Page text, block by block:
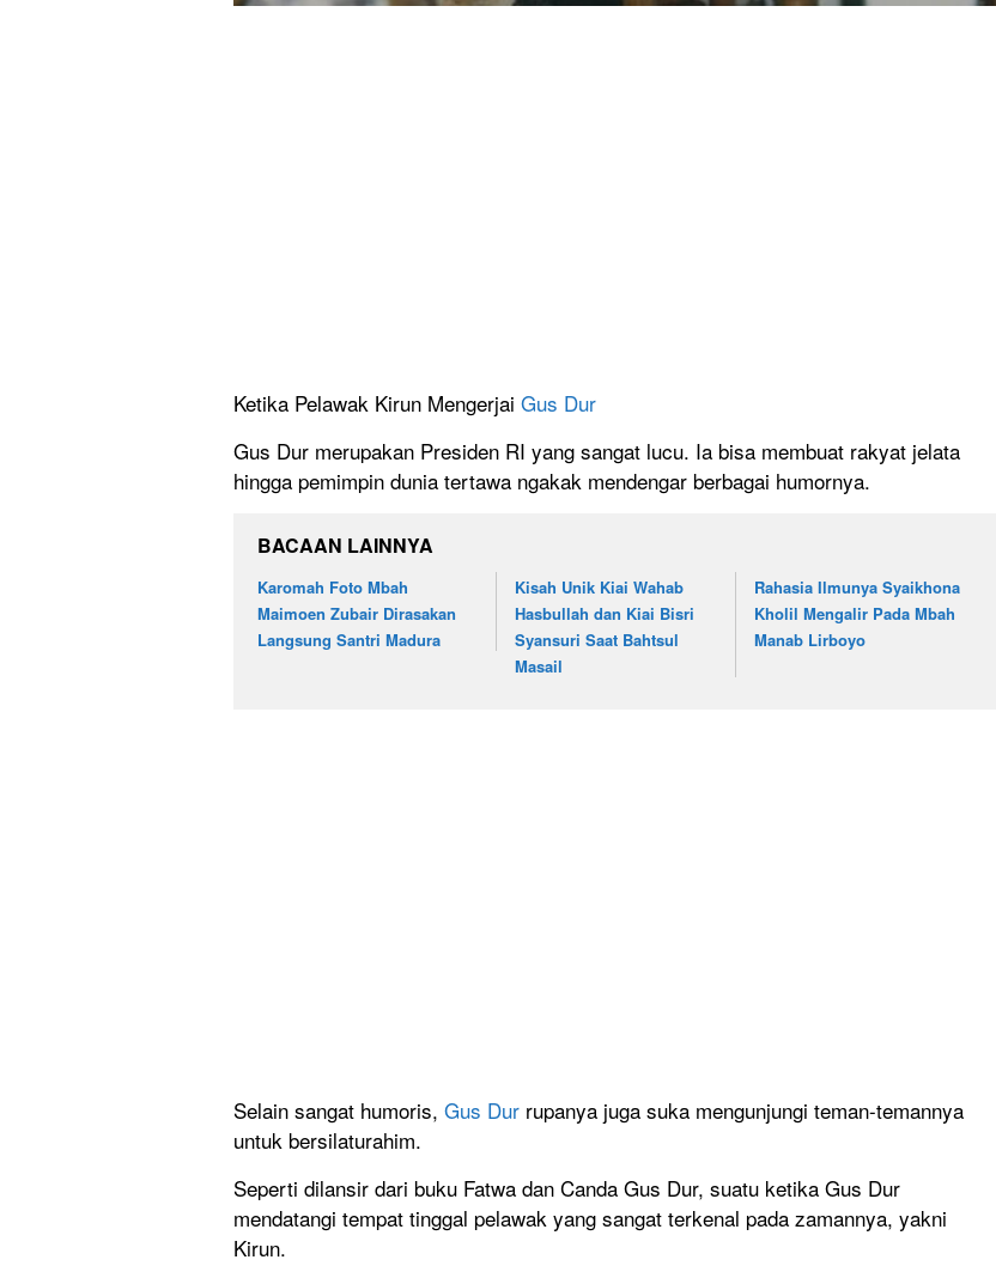
Ketika Pelawak Kirun Mengerjai Gus Dur
Gus Dur merupakan Presiden RI yang sangat lucu. Ia bisa membuat rakyat jelata
hingga pemimpin dunia tertawa ngakak mendengar berbagai humornya.
BACAAN LAINNYA
Karomah Foto Mbah
Maimoen Zubair Dirasakan
Langsung Santri Madura
Kisah Unik Kiai Wahab
Hasbullah dan Kiai Bisri
Syansuri Saat Bahtsul
Masail
Rahasia Ilmunya Syaikhona
Kholil Mengalir Pada Mbah
Manab Lirboyo
Selain sangat humoris, Gus Dur rupanya juga suka mengunjungi teman-temannya
untuk bersilaturahim.
Seperti dilansir dari buku Fatwa dan Canda Gus Dur, suatu ketika Gus Dur
mendatangi tempat tinggal pelawak yang sangat terkenal pada zamannya, yakni
Kirun.